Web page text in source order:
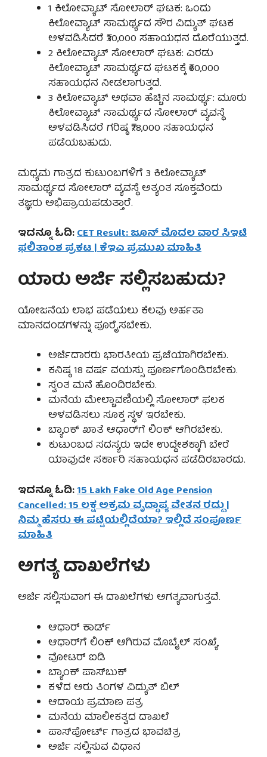
1 ಕಿಲೋವ್ಯಾಟ್ ಸೋಲಾರ್ ಘಟಕ: ಒಂದು
ಕಿಲೋವ್ಯಾಟ್ ಸಾಮರ್ಥ್ಯದ ಸೌರ ವಿದ್ಯುತ್ ಘಟಕ
ಅಳವಡಿಸಿದರೆ ₹30,000 ಸಹಾಯಧನ ದೊರೆಯುತ್ತದೆ.
2 ಕಿಲೋವ್ಯಾಟ್ ಸೋಲಾರ್ ಘಟಕ: ಎರಡು
ಕಿಲೋವ್ಯಾಟ್ ಸಾಮರ್ಥ್ಯದ ಘಟಕಕ್ಕೆ ₹60,000
ಸಹಾಯಧನ ನೀಡಲಾಗುತ್ತದೆ.
3 ಕಿಲೋವ್ಯಾಟ್ ಅಥವಾ ಹೆಚ್ಚಿನ ಸಾಮರ್ಥ್ಯ: ಮೂರು
ಕಿಲೋವ್ಯಾಟ್ ಸಾಮರ್ಥ್ಯದ ಸೋಲಾರ್ ವ್ಯವಸ್ಥೆ
ಅಳವಡಿಸಿದರೆ ಗರಿಷ್ಠ ₹78,000 ಸಹಾಯಧನ
ಪಡೆಯಬಹುದು.
ಮಧ್ಯಮ ಗಾತ್ರದ ಕುಟುಂಬಗಳಿಗೆ 3 ಕಿಲೋವ್ಯಾಟ್
ಸಾಮರ್ಥ್ಯದ ಸೋಲಾರ್ ವ್ಯವಸ್ಥೆ ಅತ್ಯಂತ ಸೂಕ್ತವೆಂದು
ತಜ್ಞರು ಅಭಿಪ್ರಾಯಪಡುತ್ತಾರೆ.
ಇದನ್ನೂ ಓದಿ:CET Result: ಜೂನ್ ಮೊದಲ ವಾರ ಸಿಇಟಿ
ಫಲಿತಾಂಶ ಪ್ರಕಟ | ಕೆಇಎ ಪ್ರಮುಖ ಮಾಹಿತಿ
ಯಾರು ಅರ್ಜಿ ಸಲ್ಲಿಸಬಹುದು?
ಯೋಜನೆಯ ಲಾಭ ಪಡೆಯಲು ಕೆಲವು ಅರ್ಹತಾ
ಮಾನದಂಡಗಳನ್ನು ಪೂರೈಸಬೇಕು.
ಅರ್ಜಿದಾರರು ಭಾರತೀಯ ಪ್ರಜೆಯಾಗಿರಬೇಕು.
ಕನಿಷ್ಠ 18 ವರ್ಷ ವಯಸ್ಸು ಪೂರ್ಣಗೊಂಡಿರಬೇಕು.
ಸ್ವಂತ ಮನೆ ಹೊಂದಿರಬೇಕು.
ಮನೆಯ ಮೇಲ್ಚಾವಣಿಯಲ್ಲಿ ಸೋಲಾರ್ ಫಲಕ
ಅಳವಡಿಸಲು ಸೂಕ್ತ ಸ್ಥಳ ಇರಬೇಕು.
ಬ್ಯಾಂಕ್ ಖಾತೆ ಆಧಾರ್‌ಗೆ ಲಿಂಕ್ ಆಗಿರಬೇಕು.
ಕುಟುಂಬದ ಸದಸ್ಯರು ಇದೇ ಉದ್ದೇಶಕ್ಕಾಗಿ ಬೇರೆ
ಯಾವುದೇ ಸರ್ಕಾರಿ ಸಹಾಯಧನ ಪಡೆದಿರಬಾರದು.
ಇದನ್ನೂ ಓದಿ:15 Lakh Fake Old Age Pension
Cancelled: 15 ಲಕ್ಷ ಅಕ್ರಮ ವೃದ್ಧಾಪ್ಯ ವೇತನ ರದ್ದು |
ನಿಮ್ಮ ಹೆಸರು ಈ ಪಟ್ಟಿಯಲ್ಲಿದೆಯಾ? ಇಲ್ಲಿದೆ ಸಂಪೂರ್ಣ
ಮಾಹಿತಿ
ಅಗತ್ಯ ದಾಖಲೆಗಳು
ಅರ್ಜಿ ಸಲ್ಲಿಸುವಾಗ ಈ ದಾಖಲೆಗಳು ಅಗತ್ಯವಾಗುತ್ತವೆ.
ಆಧಾರ್ ಕಾರ್ಡ್
ಆಧಾರ್‌ಗೆ ಲಿಂಕ್ ಆಗಿರುವ ಮೊಬೈಲ್ ಸಂಖ್ಯೆ
ವೋಟರ್ ಐಡಿ
ಬ್ಯಾಂಕ್ ಪಾಸ್‌ಬುಕ್
ಕಳೆದ ಆರು ತಿಂಗಳ ವಿದ್ಯುತ್ ಬಿಲ್
ಆದಾಯ ಪ್ರಮಾಣ ಪತ್ರ
ಮನೆಯ ಮಾಲೀಕತ್ವದ ದಾಖಲೆ
ಪಾಸ್‌ಪೋರ್ಟ್ ಗಾತ್ರದ ಭಾವಚಿತ್ರ
ಅರ್ಜಿ ಸಲ್ಲಿಸುವ ವಿಧಾನ